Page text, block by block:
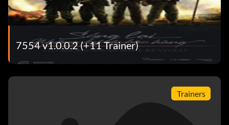
7554 v1.0.0.2 (+11 Trainer)
Trainers